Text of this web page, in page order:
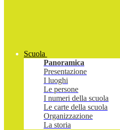
Scuola
Panoramica
Presentazione
I luoghi
Le persone
I numeri della scuola
Le carte della scuola
Organizzazione
La storia